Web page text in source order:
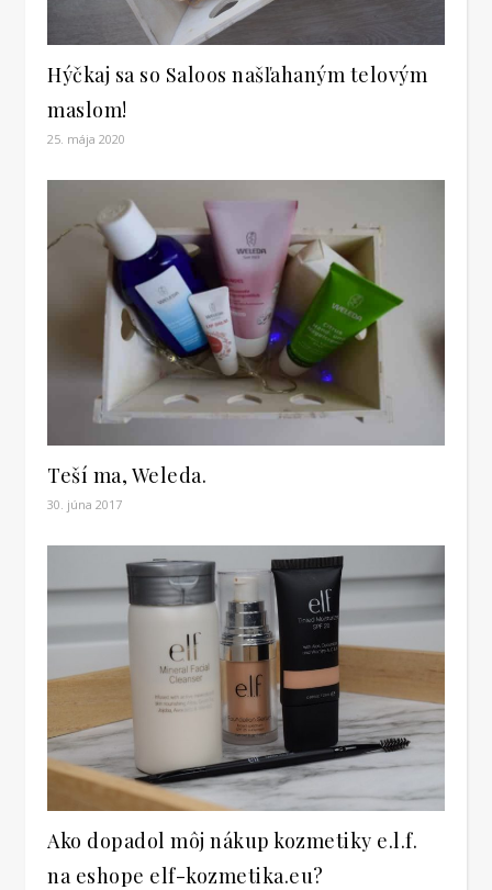
Hýčkaj sa so Saloos našľahaným telovým
maslom!
25. mája 2020
Teší ma, Weleda.
30. júna 2017
Ako dopadol môj nákup kozmetiky e.l.f.
na eshope elf-kozmetika.eu?